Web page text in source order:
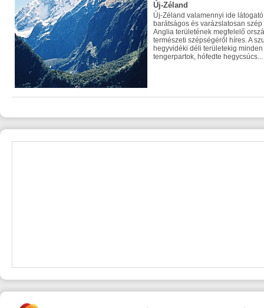
Új-Zéland
Új-Zéland valamennyi ide
barátságos és varázslatosan
Anglia területének megfelelő
természeti szépségéről híres. A
hegyvidéki déli területekig
tengerpartok, hófedte hegycsúcs...